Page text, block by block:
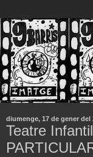
diumenge, 17 de gener del
Teatre